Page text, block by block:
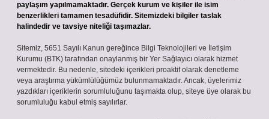
paylaşım yapılmamaktadır. Gerçek kurum ve kişiler ile isim
benzerlikleri tamamen tesadüfidir. Sitemizdeki bilgiler taslak
halindedir ve tavsiye niteliği taşımazlar.
Sitemiz, 5651 Sayılı Kanun gereğince Bilgi Teknolojileri ve İletişim
Kurumu (BTK) tarafından onaylanmış bir Yer Sağlayıcı olarak hizmet
vermektedir. Bu nedenle, sitedeki içerikleri proaktif olarak denetleme
veya araştırma yükümlülüğümüz bulunmamaktadır. Ancak, üyelerimiz
yazdıkları içeriklerin sorumluluğunu taşımakta olup, siteye üye olarak bu
sorumluluğu kabul etmiş sayılırlar.